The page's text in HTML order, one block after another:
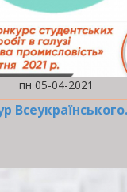
пн 05-04-2021